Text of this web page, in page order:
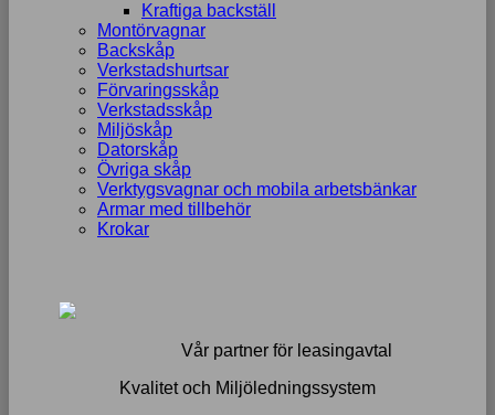
Kraftiga backställ
Montörvagnar
Backskåp
Verkstadshurtsar
Förvaringsskåp
Verkstadsskåp
Miljöskåp
Datorskåp
Övriga skåp
Verktygsvagnar och mobila arbetsbänkar
Armar med tillbehör
Krokar
Vår partner för leasingavtal
Kvalitet och Miljöledningssystem